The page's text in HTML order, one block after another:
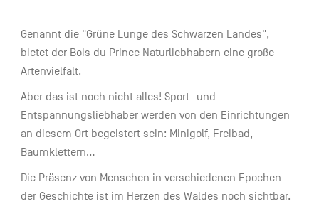
Genannt die "Grüne Lunge des Schwarzen Landes",
bietet der Bois du Prince Naturliebhabern eine große
Artenvielfalt.
Aber das ist noch nicht alles! Sport- und
Entspannungsliebhaber werden von den Einrichtungen
an diesem Ort begeistert sein: Minigolf, Freibad,
Baumklettern...
Die Präsenz von Menschen in verschiedenen Epochen
der Geschichte ist im Herzen des Waldes noch sichtbar.